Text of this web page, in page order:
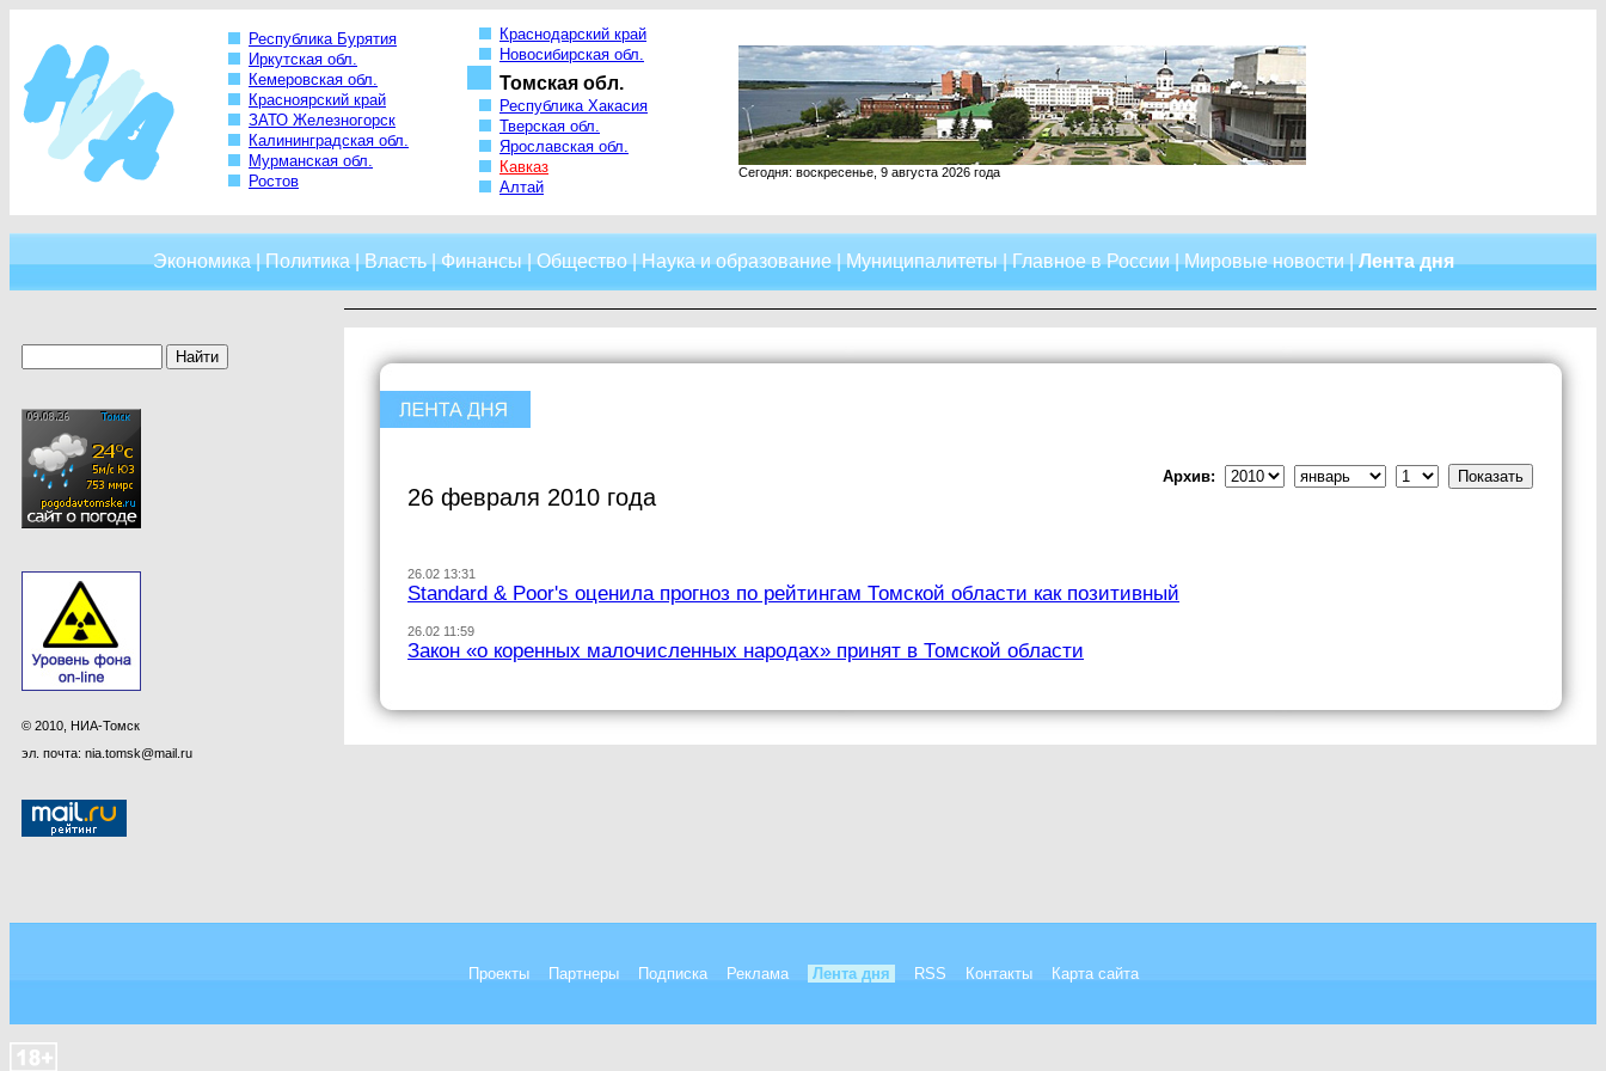
Республика Бурятия
Иркутская обл.
Кемеровская обл.
Красноярский край
ЗАТО Железногорск
Калининградская обл.
Мурманская обл.
Ростов
Краснодарский край
Новосибирская обл.
Томская обл.
Республика Хакасия
Тверская обл.
Ярославская обл.
Кавказ
Алтай
Сегодня: воскресенье, 9 августа 2026 года
Экономика|Политика|Власть|Финансы|Общество|Наука и образование|Муниципалитеты|Главное в России|Мировые новости|Лента дня
© 2010, НИА-Томск
эл. почта: nia.tomsk@mail.ru
26 февраля 2010 года
Архив:
26.02 13:31
Standard & Poor's оценила прогноз по рейтингам Томской области как позитивный
26.02 11:59
Закон «о коренных малочисленных народах» принят в Томской области
Проекты Партнеры Подписка Реклама Лента дня RSS Контакты Карта сайта